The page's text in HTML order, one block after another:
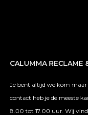
CALUMMA RECLAME
Je bent altijd welkom maar
contact heb je de meeste
8.00 tot 17.00 uur. Wij